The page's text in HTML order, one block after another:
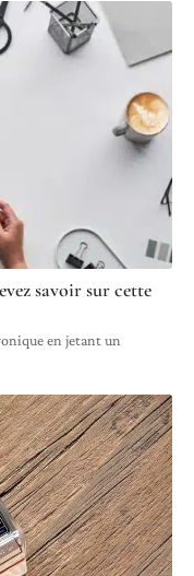
savoir sur cette
en jetant un